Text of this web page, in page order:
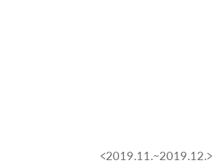
<2019.11.~2019.12.>